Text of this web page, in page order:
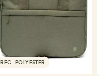
REC. POLYESTER